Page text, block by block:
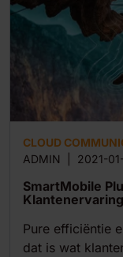
CLOUD
ADMIN
2021-
SmartMobile
Klantenervaring
Pure efficiëntie
dat is wat